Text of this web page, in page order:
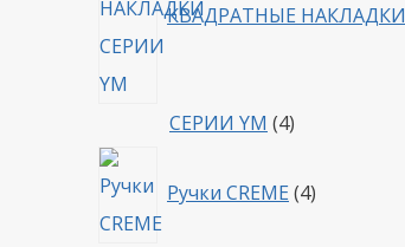
КВАДРАТНЫЕ НАКЛАДКИ
СЕРИИ YM 44
Ручки CREME 4товара